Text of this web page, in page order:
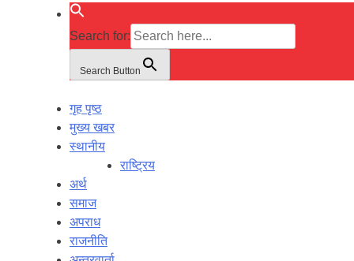
Search for:
Search Button
गृह पृष्ठ
मुख्य खबर
स्थानीय
राष्ट्रिय
अर्थ
समाज
अपराध
राजनीति